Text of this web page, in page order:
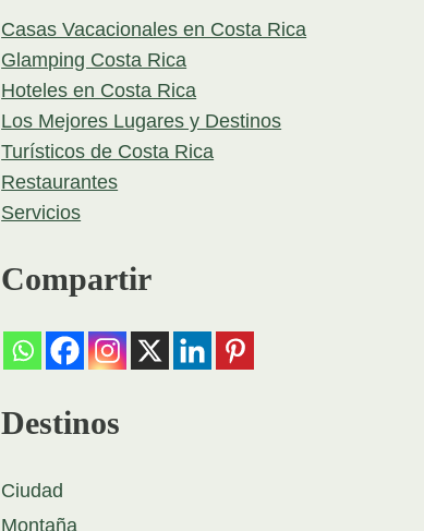
Casas Vacacionales en Costa Rica
Glamping Costa Rica
Hoteles en Costa Rica
Los Mejores Lugares y Destinos
Turísticos de Costa Rica
Restaurantes
Servicios
Compartir
Destinos
Ciudad
Montaña